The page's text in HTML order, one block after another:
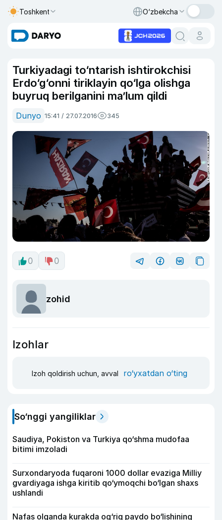
Toshkent O‘zbekcha
Turkiyadagi to‘ntarish ishtirokchisi
Erdo‘g‘onni tiriklayin qo‘lga olishga
buyruq berilganini ma’lum qildi
Dunyo 15:41 / 27.07.2016 345
0 0
zohid
Izohlar
Izoh qoldirish uchun, avval ro‘yxatdan o‘ting
So‘nggi yangiliklar
Saudiya, Pokiston va Turkiya qo‘shma mudofaa
bitimi imzoladi
Surxondaryoda fuqaroni 1000 dollar evaziga Milliy
gvardiyaga ishga kiritib qo‘ymoqchi bo‘lgan shaxs
ushlandi
Nafas olganda kurakda og‘riq paydo bo‘lishining